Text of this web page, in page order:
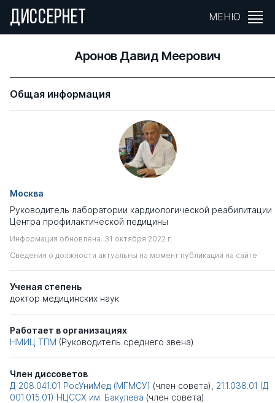
ДИССЕРНЕТ МЕНЮ
Аронов Давид Меерович
Общая информация
Москва
Руководитель лаборатории кардиологической реабилитации
Центра профилактической педицины
Информация обновлена: 31 октября 2022 г.
Сведения о должности актуальны на момент публикации на сайте
Ученая степень
доктор медицинских наук
Работает в организациях
НМИЦ ТПМ (Руководитель среднего звена)
Член диссоветов
Д 208.041.01 РосУниМед (МГМСУ) (член совета), 21.1.038.01 (Д
001.015.01) НЦССХ им. Бакулева (член совета)